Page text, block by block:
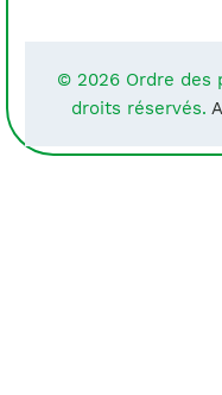
© 2026 Ordre des
droits réservés.